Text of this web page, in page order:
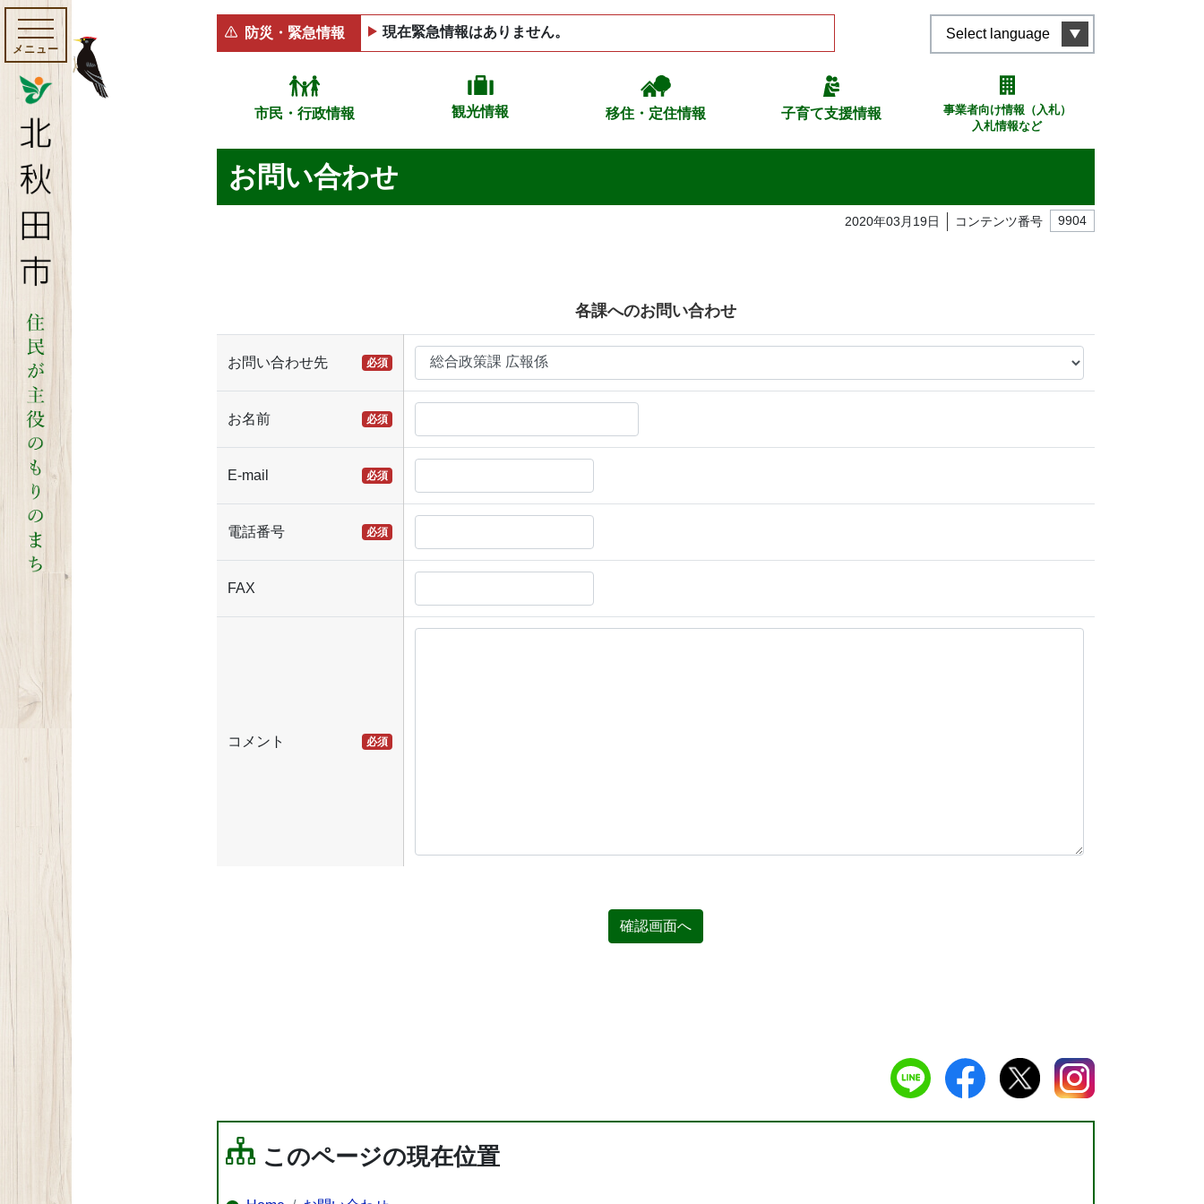
メニュー
防災・緊急情報 現在緊急情報はありません。 Select language
市民・行政情報 観光情報 移住・定住情報 子育て支援情報
事業者向け情報（入札）
入札情報など
お問い合わせ
2020年03月19日 コンテンツ番号 9904
各課へのお問い合わせ
お問い合わせ先 必須
お名前 必須
E-mail 必須
電話番号 必須
FAX
コメント 必須
確認画面へ
このページの現在位置